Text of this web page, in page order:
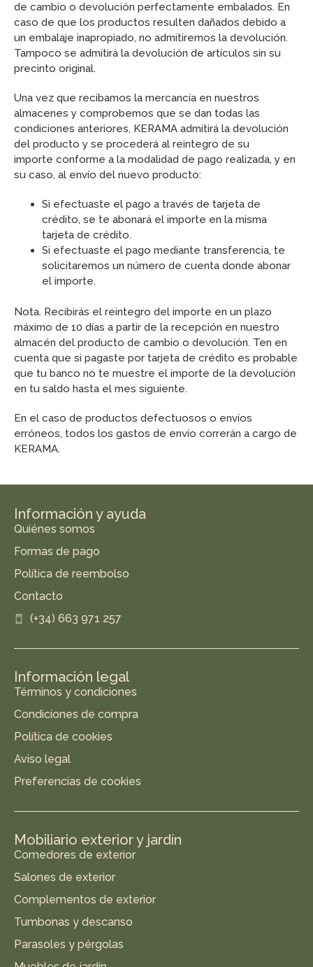
de cambio o devolución perfectamente embalados. En
caso de que los productos resulten dañados debido a
un embalaje inapropiado, no admitiremos la devolución.
Tampoco se admitirá la devolución de artículos sin su
precinto original.
Una vez que recibamos la mercancía en nuestros
almacenes y comprobemos que se dan todas las
condiciones anteriores, KERAMA admitirá la devolución
del producto y se procederá al reintegro de su
importe conforme a la modalidad de pago realizada, y en
su caso, al envío del nuevo producto:
Si efectuaste el pago a través de tarjeta de
crédito, se te abonará el importe en la misma
tarjeta de crédito.
Si efectuaste el pago mediante transferencia, te
solicitaremos un número de cuenta donde abonar
el importe.
Nota. Recibirás el reintegro del importe en un plazo
máximo de 10 días a partir de la recepción en nuestro
almacén del producto de cambio o devolución. Ten en
cuenta que si pagaste por tarjeta de crédito es probable
que tu banco no te muestre el importe de la devolución
en tu saldo hasta el mes siguiente.
En el caso de productos defectuosos o envíos
erróneos, todos los gastos de envío correrán a cargo de
KERAMA.
Información y ayuda
Quiénes somos
Formas de pago
Política de reembolso
Contacto
(+34) 663 971 257
Información legal
Términos y condiciones
Condiciones de compra
Política de cookies
Aviso legal
Preferencias de cookies
Mobiliario exterior y jardín
Comedores de exterior
Salones de exterior
Complementos de exterior
Tumbonas y descanso
Parasoles y pérgolas